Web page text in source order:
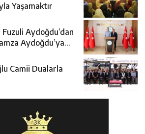
Yaşamaktır
Aydoğdu’dan
Aydoğdu’ya
Camii Dualarla